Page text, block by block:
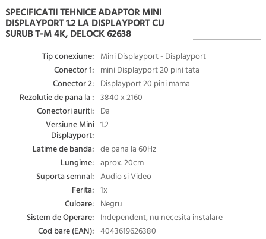
SPECIFICATII TEHNICE ADAPTOR MINI
DISPLAYPORT 1.2 LA DISPLAYPORT CU
SURUB T-M 4K, DELOCK 62638
Tip conexiune: Mini Displayport - Displayport
Conector 1: mini Displayport 20 pini tata
Conector 2: Displayport 20 pini mama
Rezolutie de pana la : 3840 x 2160
Conectori auriti: Da
Versiune Mini
Displayport:
1.2
Latime de banda: de pana la 60Hz
Lungime: aprox. 20cm
Suporta semnal: Audio si Video
Ferita: 1x
Culoare: Negru
Sistem de Operare: Independent, nu necesita instalare
Cod bare (EAN): 4043619626380